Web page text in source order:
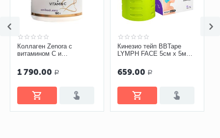
Коллаген Zenora с
витамином С и
«Ягодный микс»
1 790.00 Р
Кинезио тейп BBTape
LYMPH FACE 5см х 5м
659.00 Р